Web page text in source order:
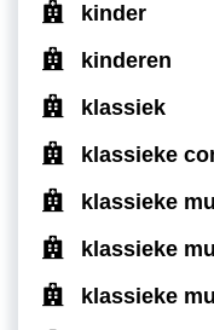
kinder
kinderen
klassiek
klassieke
klassieke
klassieke
klassieke